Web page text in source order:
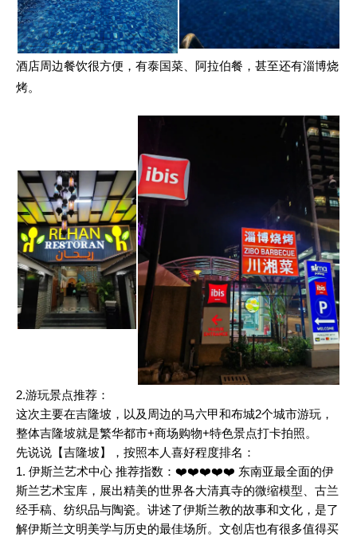
酒店周边餐饮很方便，有泰国菜、阿拉伯餐，甚至还有淄博烧
烤。
2.游玩景点推荐：
这次主要在吉隆坡，以及周边的马六甲和布城2个城市游玩，
整体吉隆坡就是繁华都市+商场购物+特色景点打卡拍照。
先说说 【吉隆坡】
，按照本人喜好程度排名：
1. 伊斯兰艺术中心 推荐指数：❤️❤️❤️❤️❤️ 东南亚最全面的伊
斯兰艺术宝库，展出精美的世界各大清真寺的微缩模型、古兰
经手稿、纺织品与陶瓷。讲述了伊斯兰教的故事和文化，是了
解伊斯兰文明美学与历史的最佳场所。文创店也有很多值得买